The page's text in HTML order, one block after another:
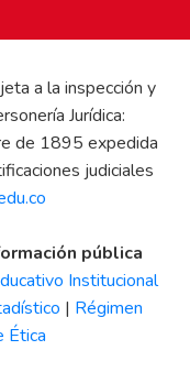
a la inspección y
Jurídica:
de 1895 expedida
judiciales
pública
Institucional
| Régimen
Ética